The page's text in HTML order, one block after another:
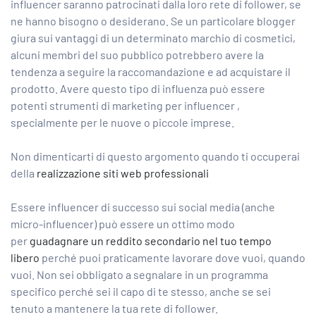
influencer saranno patrocinati dalla loro rete di follower, se
ne hanno bisogno o desiderano. Se un particolare blogger
giura sui vantaggi di un determinato marchio di cosmetici,
alcuni membri del suo pubblico potrebbero avere la
tendenza a seguire la raccomandazione e ad acquistare il
prodotto. Avere questo tipo di influenza può essere
potenti strumenti di marketing per influencer ,
specialmente per le nuove o piccole imprese.
Non dimenticarti di questo argomento quando ti occuperai
della realizzazione siti web professionali
Essere influencer di successo sui social media (anche
micro-influencer) può essere un ottimo modo
per guadagnare un reddito secondario nel tuo tempo
libero perché puoi praticamente lavorare dove vuoi, quando
vuoi. Non sei obbligato a segnalare in un programma
specifico perché sei il capo di te stesso, anche se sei
tenuto a mantenere la tua rete di follower.